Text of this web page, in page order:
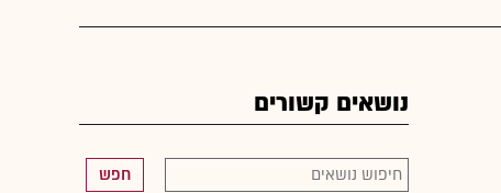
נושאים קשורים
חפש